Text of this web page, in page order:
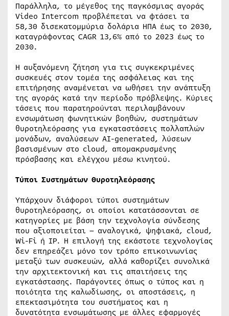
Παράλληλα, το μέγεθος της παγκόσμιας αγοράς
Video Intercom προβλέπεται να φτάσει τα
58,30 δισεκατομμύρια δολάρια ΗΠΑ έως το 2030,
καταγράφοντας CAGR 13,6% από το 2023 έως το
2030.
Η αυξανόμενη ζήτηση για τις συγκεκριμένες
συσκευές στον τομέα της ασφάλειας και της
επιτήρησης αναμένεται να ωθήσει την ανάπτυξη
της αγοράς κατά την περίοδο πρόβλεψης. Κύριες
τάσεις που παρατηρούνται περιλαμβάνουν
ενσωμάτωση φωνητικών βοηθών, συστημάτων
θυροτηλεόρασης για εγκαταστάσεις πολλαπλών
μονάδων, αναλύσεων AI-generated, λύσεων
βασισμένων στο cloud, απομακρυσμένης
πρόσβασης και ελέγχου μέσω κινητού.
Τύποι Συστημάτων Θυροτηλεόρασης
Υπάρχουν διάφοροι τύποι συστημάτων
θυροτηλεόρασης, οι οποίοι κατατάσσονται σε
κατηγορίες με βάση την τεχνολογία σύνδεσης
που αξιοποιείται – αναλογικά, ψηφιακά, cloud,
Wi-Fi ή IP. Η επιλογή της εκάστοτε τεχνολογίας
δεν επηρεάζει μόνο τον τρόπο επικοινωνίας
μεταξύ των συσκευών, αλλά καθορίζει συνολικά
την αρχιτεκτονική και τις απαιτήσεις της
εγκατάστασης. Παράγοντες όπως ο τύπος και η
ποιότητα της καλωδίωσης, οι αποστάσεις, η
επεκτασιμότητα του συστήματος και η
δυνατότητα ενσωμάτωσης με άλλες εφαρμογές